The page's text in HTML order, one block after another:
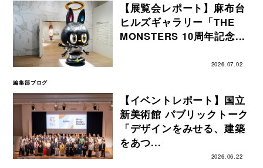
【展覧会レポート】麻布台
ヒルズギャラリー「THE
MONSTERS 10周年記念...
2026.07.02
編集部ブログ
【イベントレポート】国立
新美術館 パブリックトーク
「デザインをみせる、建築
をあつ...
2026.06.22